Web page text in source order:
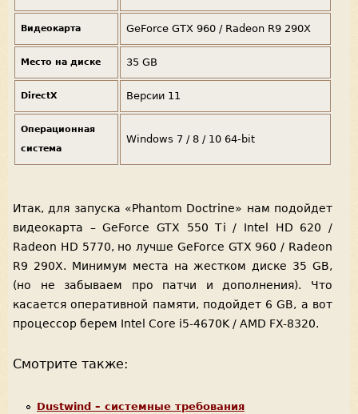
Видеокарта GeForce GTX 960 / Radeon R9 290X
Место на диске 35 GB
DirectX Версии 11
Операционная
система
Windows 7 / 8 / 10 64-bit
Итак, для запуска «Phantom Doctrine» нам подойдет
видеокарта – GeForce GTX 550 Ti / Intel HD 620 /
Radeon HD 5770, но лучше GeForce GTX 960 / Radeon
R9 290X. Минимум места на жестком диске 35 GB,
(но не забываем про патчи и дополнения). Что
касается оперативной памяти, подойдет 6 GB, а вот
процессор берем Intel Core i5-4670K / AMD FX-8320.
Смотрите также:
Dustwind – системные требования